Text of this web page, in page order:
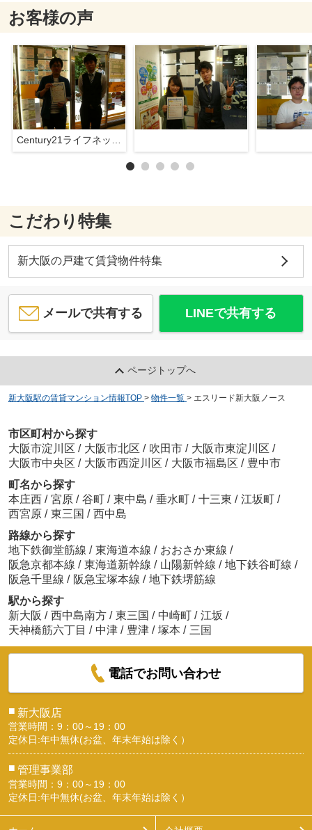
お客様の声
こだわり特集
新大阪の戸建て賃貸物件特集
メールで共有する LINEで共有する
ページトップへ
新大阪駅の賃貸マンション情報TOP > 物件一覧 > エスリード新大阪ノース
市区町村から探す
大阪市淀川区 / 大阪市北区 / 吹田市 / 大阪市東淀川区 /
大阪市中央区 / 大阪市西淀川区 / 大阪市福島区 / 豊中市
町名から探す
本庄西 / 宮原 / 谷町 / 東中島 / 垂水町 / 十三東 / 江坂町 /
西宮原 / 東三国 / 西中島
路線から探す
地下鉄御堂筋線 / 東海道本線 / おおさか東線 /
阪急京都本線 / 東海道新幹線 / 山陽新幹線 / 地下鉄谷町線 /
阪急千里線 / 阪急宝塚本線 / 地下鉄堺筋線
駅から探す
新大阪 / 西中島南方 / 東三国 / 中崎町 / 江坂 /
天神橋筋六丁目 / 中津 / 豊津 / 塚本 / 三国
電話でお問い合わせ
■ 新大阪店
営業時間：9：00～19：00
定休日:年中無休(お盆、年末年始は除く）
■ 管理事業部
営業時間：9：00～19：00
定休日:年中無休(お盆、年末年始は除く）